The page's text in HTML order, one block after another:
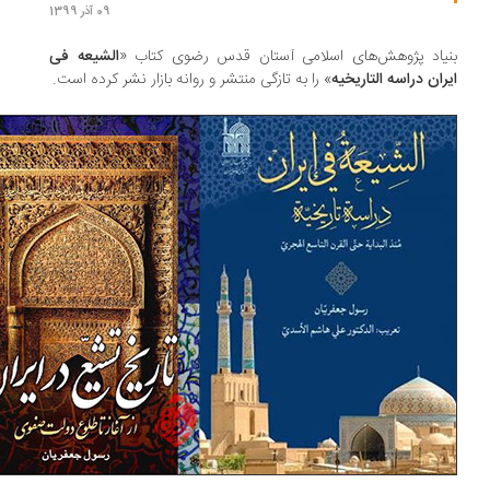
پژوهش‌های اسلامی آستان قدس رضوی کتاب «الشیعه فی
دراسه التاریخیه» را به تازگی منتشر و روانه بازار نشر کرده است.